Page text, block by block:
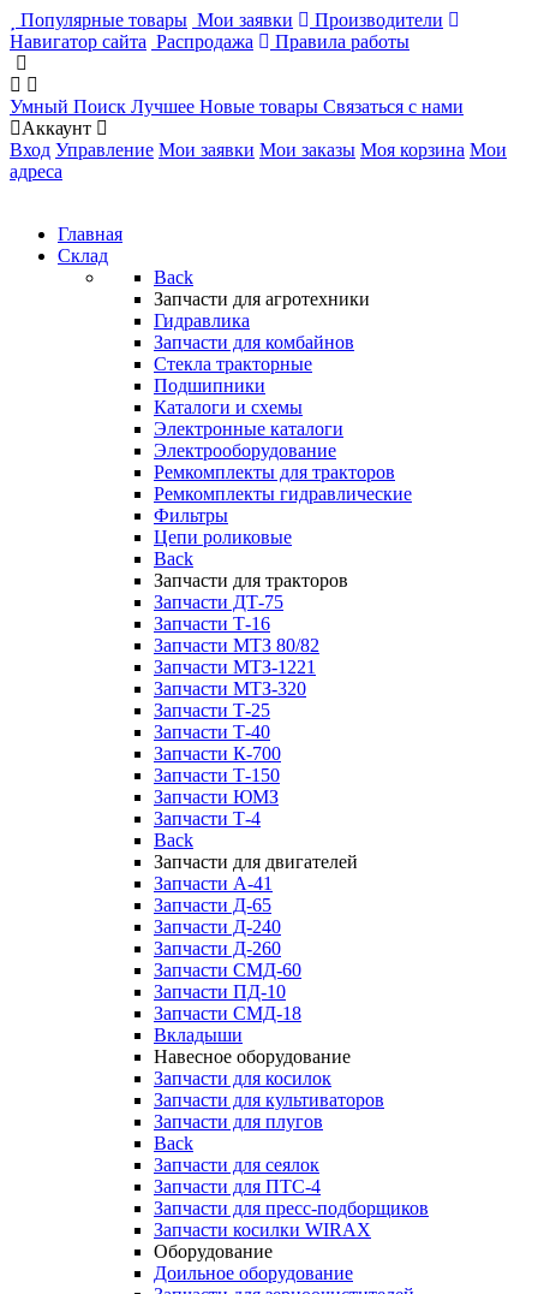
Популярные товары Мои заявки
Производители
Навигатор сайта Распродажа Правила работы
Умный Поиск Лучшее Новые товары Связаться с нами
Аккаунт
Вход Управление Мои заявки Мои заказы Моя корзина Мои
адреса
Главная
Склад
Back
Запчасти для агротехники
Гидравлика
Запчасти для комбайнов
Стекла тракторные
Подшипники
Каталоги и схемы
Электронные каталоги
Электрооборудование
Ремкомплекты для тракторов
Ремкомплекты гидравлические
Фильтры
Цепи роликовые
Back
Запчасти для тракторов
Запчасти ДТ-75
Запчасти Т-16
Запчасти МТЗ 80/82
Запчасти МТЗ-1221
Запчасти МТЗ-320
Запчасти Т-25
Запчасти Т-40
Запчасти К-700
Запчасти Т-150
Запчасти ЮМЗ
Запчасти Т-4
Back
Запчасти для двигателей
Запчасти А-41
Запчасти Д-65
Запчасти Д-240
Запчасти Д-260
Запчасти СМД-60
Запчасти ПД-10
Запчасти СМД-18
Вкладыши
Навесное оборудование
Запчасти для косилок
Запчасти для культиваторов
Запчасти для плугов
Back
Запчасти для сеялок
Запчасти для ПТС-4
Запчасти для пресс-подборщиков
Запчасти косилки WIRAX
Оборудование
Доильное оборудование